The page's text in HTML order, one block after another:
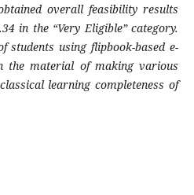
overall feasibility results
in the “Very Eligible” category.
students using flipbook-based e-
the material of making various
learning completeness of